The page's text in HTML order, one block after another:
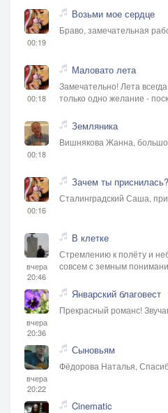
00:19
Возьми мое сердце
Браво, замечательная
00:18
Маловато лета
Замечательно! Лета
только одно желание -
00:18
Земляника
Вишнякова Жанна,
00:16
Зачем ты приснилась?
Сталинградский Саша,
вчера
20:46
В клетке
Стремлению к полёту и
совсем с земным
вчера
20:36
Январский благовест
Прекрасный романс!
вчера
20:22
Сыновьям
Фёдорова Наталья,
Cinematic